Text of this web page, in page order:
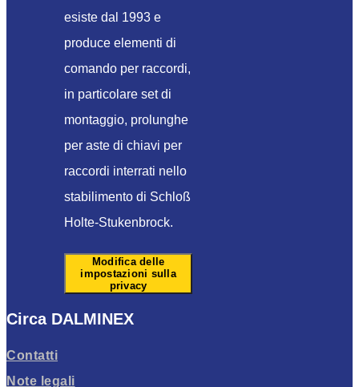
esiste dal 1993 e
produce elementi di
comando per raccordi,
in particolare set di
montaggio, prolunghe
per aste di chiavi per
raccordi interrati nello
stabilimento di Schloß
Holte-Stukenbrock.
Modifica delle
impostazioni sulla
privacy
Circa DALMINEX
Contatti
Note legali